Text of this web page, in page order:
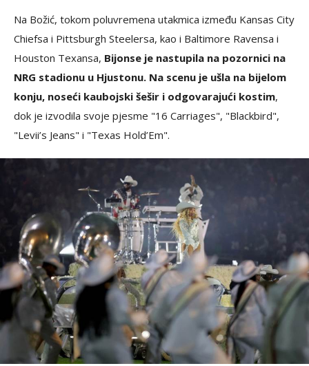
Na Božić, tokom poluvremena utakmica između Kansas City
Chiefsa i Pittsburgh Steelersa, kao i Baltimore Ravensa i
Houston Texansa, Bijonse je nastupila na pozornici na
NRG stadionu u Hjustonu. Na scenu je ušla na bijelom
konju, noseći kaubojski šešir i odgovarajući kostim,
dok je izvodila svoje pjesme "16 Carriages", "Blackbird",
"Levii’s Jeans" i "Texas Hold’Em".